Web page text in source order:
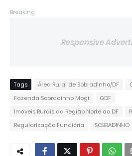
Breaking
Responsive
Tags Área Rural de Sobradinho/DF
Fazenda Sobradinho Mogi
GDF
Imóveis Rurais da Região Norte do DF
Regularização Fundiária
SOBRADINHO